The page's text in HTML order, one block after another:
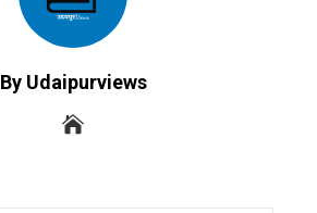
By Udaipurviews